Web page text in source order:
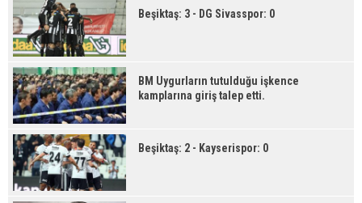
Beşiktaş: 3 - DG Sivasspor: 0
BM Uygurların tutulduğu işkence
kamplarına giriş talep etti.
Beşiktaş: 2 - Kayserispor: 0